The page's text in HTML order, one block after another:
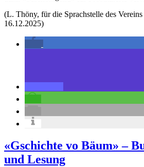
(L. Thöny, für die Sprachstelle des
16.12.2025)
«Gschichte vo Bäum» –
und Lesung